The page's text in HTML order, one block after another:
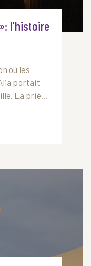
l’histoire
où les
portait
La priè...